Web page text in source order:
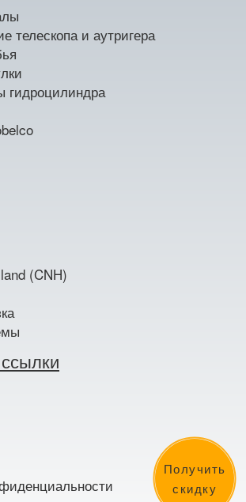
Получить
скидку
телескопа и аутригера
гидроцилиндра
(CNH)